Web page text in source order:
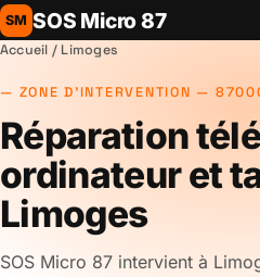
SM SOS Micro 87
Accueil / Limoges
ZONE D'INTERVENTION —
Réparation
ordinateur et
Limoges
SOS Micro 87 intervient à